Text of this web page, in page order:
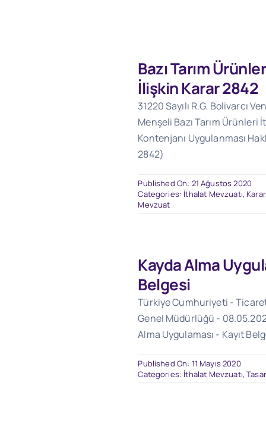
Bazı Tarım
İlişkin Karar 2842
31220 Sayılı R.G. Bolivarcı
Menşeli Bazı Tarım Ürünleri
Kontenjanı Uygulanması
2842)
Published On: 21 Ağustos 2020
Categories: İthalat Mevzuatı,
Mevzuat
Kayda Alma
Belgesi
Türkiye Cumhuriyeti -
Genel Müdürlüğü -
Alma Uygulaması - Kayıt
Published On: 11 Mayıs 2020
Categories: İthalat Mevzuatı,